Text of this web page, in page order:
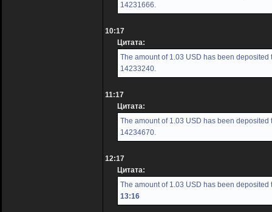
14231666.
10:17
Цитата:
The amount of 1.03 USD has been deposited
14233240.
11:17
Цитата:
The amount of 1.03 USD has been deposited
14234670.
12:17
Цитата:
The amount of 1.03 USD has been deposited
13:16